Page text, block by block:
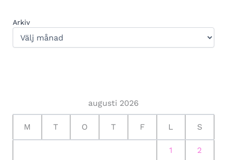
Arkiv
augusti 2026
M T O T F L S
1 2